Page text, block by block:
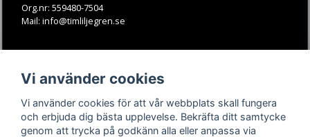
Org.nr: 559480-7504
Mail: info@timliljegren.se
Köpvillkor
Kontakt
Youtube-videos
Instagram
Youtube
TikTok
Vi använder cookies
Vi använder cookies för att vår webbplats skall fungera
och erbjuda dig bästa upplevelse. Bekräfta ditt samtycke
genom att trycka på godkänn alla eller anpassa via